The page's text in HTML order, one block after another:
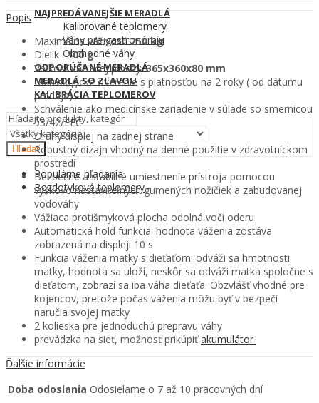
NAJPREDÁVANEJŠIE MERADLÁ
Kalibrované teplomery
Váhy pre gastronómiu
Obchodné váhy
ODPORÚČANÉ MERADLÁ
MERADLÁ SO ZĽAVOU
KALIBRÁCIA TEPLOMEROV
Hľadať
Populárne hľadania
Bezdotykové teplomery
Popis
Maximálna váživosť:250 kg
Dielik :100 g
Veľkosť vážiacej plochy:365x360x80 mm
Metrologické overenie s platnosťou na 2 roky ( od dátumu
predaja)
Schválenie ako medicínske zariadenie v súlade so smernicou
93/42/EEC
Druhý displej na zadnej strane
Robustný dizajn vhodný na denné použitie v zdravotníckom
prostredí
Bezpečné a stabilné umiestnenie prístroja pomocou
výškovo nastaviteľných gumených nožičiek a zabudovanej
vodováhy
Vážiaca protišmyková plocha odolná voči oderu
Automatická hold funkcia: hodnota váženia zostáva
zobrazená na displeji 10 s
Funkcia váženia matky s dieťaťom: odváži sa hmotnosti
matky, hodnota sa uloží, neskôr sa odváži matka spoločne s
dieťaťom, zobrazí sa iba váha dieťaťa. Obzvlášť vhodné pre
kojencov, pretože počas váženia môžu byť v bezpečí
naručia svojej matky
2 kolieska pre jednoduchú prepravu váhy
prevádzka na sieť, možnosť prikúpiťakumulátor
Ďalšie informácie
Doba odoslania Odosielame o 7 až 10 pracovných dní